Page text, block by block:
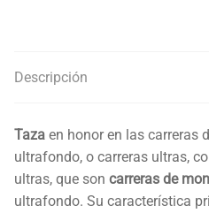
Descripción
Taza en honor en las carreras
ultrafondo, o carreras ultras,
ultras, que son carreras de
ultrafondo. Su característica